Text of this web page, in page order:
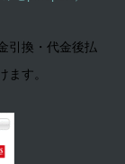
引換・代金後払
す。